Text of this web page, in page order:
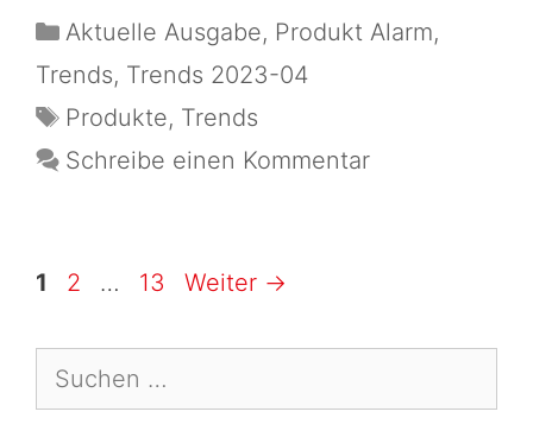
Aktuelle Ausgabe, Produkt Alarm,
Trends, Trends 2023-04
Produkte, Trends
Schreibe einen Kommentar
1 2 … 13 Weiter →